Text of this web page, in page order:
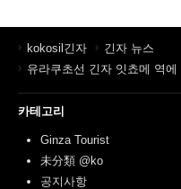
kokosil긴자
긴자 뉴스
유라쿠초선 긴자 잇쵸메 역
카테고리
Ginza Tourist
未分類 @ko
공지사항